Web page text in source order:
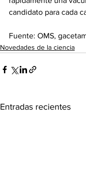
candidato para cada
Fuente: OMS,
Novedades de la ciencia
Entradas recientes